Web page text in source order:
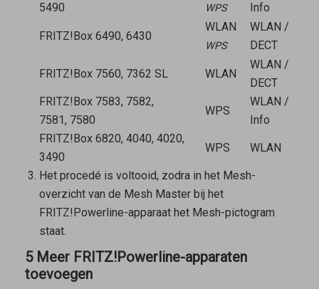
5490
WPS
Info
FRITZ!Box 6490, 6430
WLAN
WPS
WLAN /
DECT
FRITZ!Box 7560, 7362 SL WLAN
WLAN /
DECT
FRITZ!Box 7583, 7582,
7581, 7580
WPS
WLAN /
Info
FRITZ!Box 6820, 4040, 4020,
3490
WPS WLAN
Het procedé is voltooid, zodra in het Mesh-
overzicht van de Mesh Masterbij het
FRITZ!Powerline-apparaat het Mesh-pictogram
staat.
5 Meer FRITZ!Powerline-apparaten
toevoegen